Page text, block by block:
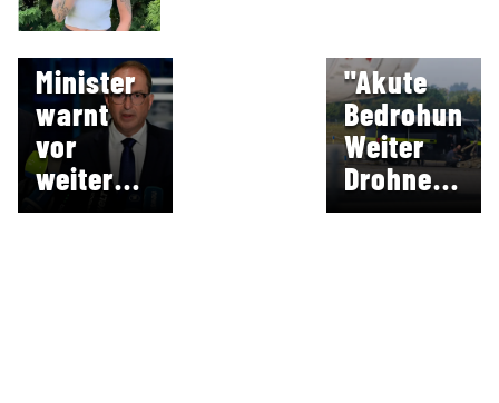
"GEFAHRENQUALITÄT"
Minister
warnt
vor
weiteren
Drohnen-
"Akute
Weiter
Drohnen-
Alarm in